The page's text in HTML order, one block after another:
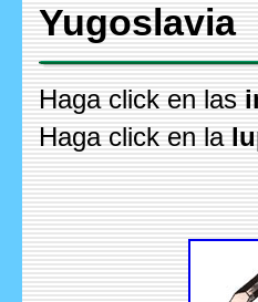
Yugoslavia
Haga click en las
Haga click en la